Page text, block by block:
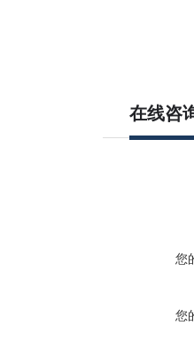
在线咨
您
您